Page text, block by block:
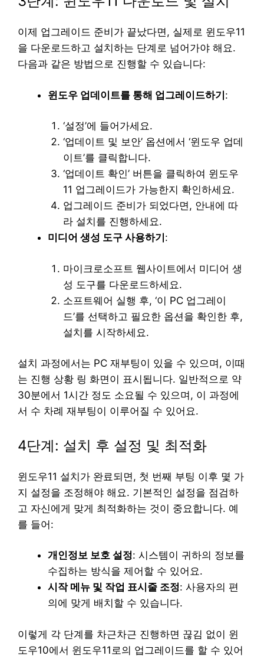
이제 업그레이드 준비가 끝났다면, 실제로 윈도우11
을 다운로드하고 설치하는 단계로 넘어가야 해요.
다음과 같은 방법으로 진행할 수 있습니다:
윈도우 업데이트를 통해 업그레이드하기:
‘설정’에 들어가세요.
‘업데이트 및 보안’ 옵션에서 ‘윈도우 업데
이트’를 클릭합니다.
‘업데이트 확인’ 버튼을 클릭하여 윈도우
11 업그레이드가 가능한지 확인하세요.
업그레이드 준비가 되었다면, 안내에 따
라 설치를 진행하세요.
미디어 생성 도구 사용하기 :
마이크로소프트 웹사이트에서 미디어 생
성 도구를 다운로드하세요.
소프트웨어 실행 후, ‘이 PC 업그레이
드’를 선택하고 필요한 옵션을 확인한 후,
설치를 시작하세요.
설치 과정에서는 PC 재부팅이 있을 수 있으며, 이때
는 진행 상황 링 화면이 표시됩니다. 일반적으로 약
30분에서 1시간 정도 소요될 수 있으며, 이 과정에
서 수 차례 재부팅이 이루어질 수 있어요.
4단계: 설치 후 설정 및 최적화
윈도우11 설치가 완료되면, 첫 번째 부팅 이후 몇 가
지 설정을 조정해야 해요. 기본적인 설정을 점검하
고 자신에게 맞게 최적화하는 것이 중요합니다. 예
를 들어:
개인정보 보호 설정: 시스템이 귀하의 정보를
수집하는 방식을 제어할 수 있어요.
시작 메뉴 및 작업 표시줄 조정: 사용자의 편
의에 맞게 배치할 수 있습니다.
이렇게 각 단계를 차근차근 진행하면 끊김 없이 윈
도우10에서 윈도우11로의 업그레이드를 할 수 있어